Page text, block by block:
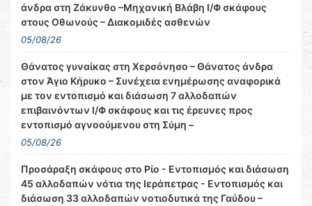
άνδρα στη Ζάκυνθο –Μηχανική Βλάβη Ι/Φ σκάφους
στους Οθωνούς – Διακομιδές ασθενών
05/08/26
Θάνατος γυναίκας στη Χερσόνησο – Θάνατος άνδρα
στον Άγιο Κήρυκο – Συνέχεια ενημέρωσης αναφορικά
με τον εντοπισμό και διάσωση 7 αλλοδαπών
επιβαινόντων Ι/Φ σκάφους και τις έρευνες προς
εντοπισμό αγνοούμενου στη Σύμη –
05/08/26
Προσάραξη σκάφους στο Ρίο - Εντοπισμός και διάσωση
45 αλλοδαπών νότια της Ιεράπετρας - Εντοπισμός και
διάσωση 33 αλλοδαπών νοτιοδυτικά της Γαύδου –